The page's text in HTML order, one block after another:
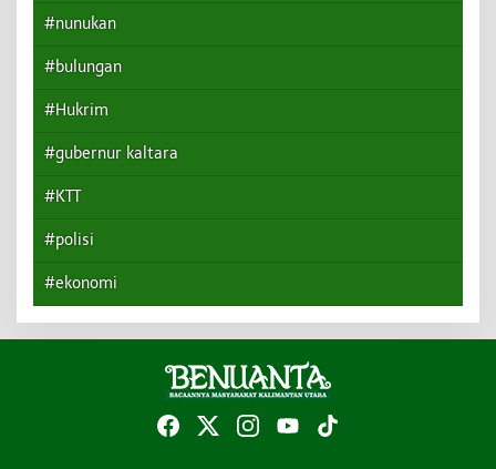
#nunukan
#bulungan
#Hukrim
#gubernur kaltara
#KTT
#polisi
#ekonomi